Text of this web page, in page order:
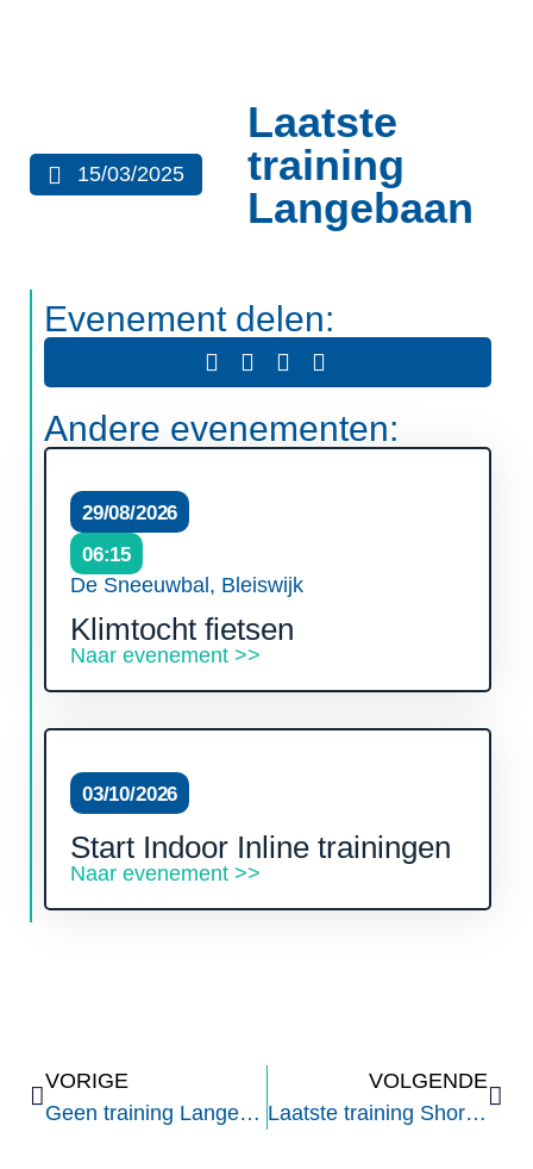
15/03/2025
Laatste
training
Langebaan
Evenement delen:
Andere evenementen:
29/08/2026
06:15
De Sneeuwbal, Bleiswijk
Klimtocht fietsen
Naar evenement >>
03/10/2026
Start Indoor Inline trainingen
Naar evenement >>
VORIGE
Geen training Langebaan
VOLGENDE
Laatste training Shorttrack (Den Haag)